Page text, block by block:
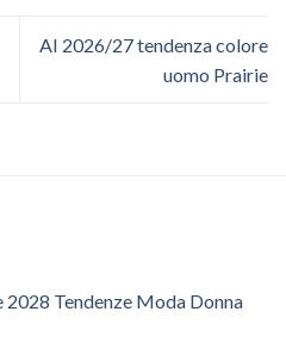
AI 2026/27 tendenza colore
uomo Prairie
Tendenze Moda Donna